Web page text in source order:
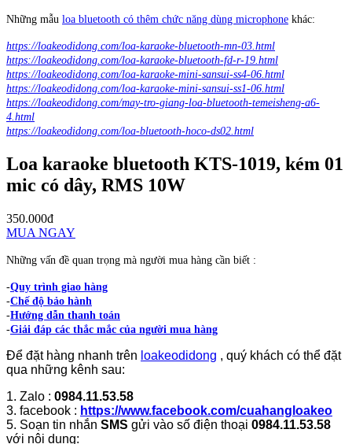
Những mẫu loa bluetooth có thêm chức năng dùng microphone khác:
https://loakeodidong.com/loa-karaoke-bluetooth-mn-03.html
https://loakeodidong.com/loa-karaoke-bluetooth-fd-r-19.html
https://loakeodidong.com/loa-karaoke-mini-sansui-ss4-06.html
https://loakeodidong.com/loa-karaoke-mini-sansui-ss1-06.html
https://loakeodidong.com/may-tro-giang-loa-bluetooth-temeisheng-a6-
4.html
https://loakeodidong.com/loa-bluetooth-hoco-ds02.html
Loa karaoke bluetooth KTS-1019, kém 01
mic có dây, RMS 10W
350.000đ
MUA NGAY
Những vấn đề quan trọng mà người mua hàng cần biết :
-Quy trình giao hàng
-Chế độ bảo hành
-Hướng dẫn thanh toán
-Giải đáp các thắc mắc của người mua hàng
Để đặt hàng nhanh trên loakeodidong , quý khách có thể đặt
qua những kênh sau:
1. Zalo : 0984.11.53.58
3. facebook : https://www.facebook.com/cuahangloakeo
5. Soạn tin nhắn SMS gửi vào số điện thoại 0984.11.53.58
với nội dung: